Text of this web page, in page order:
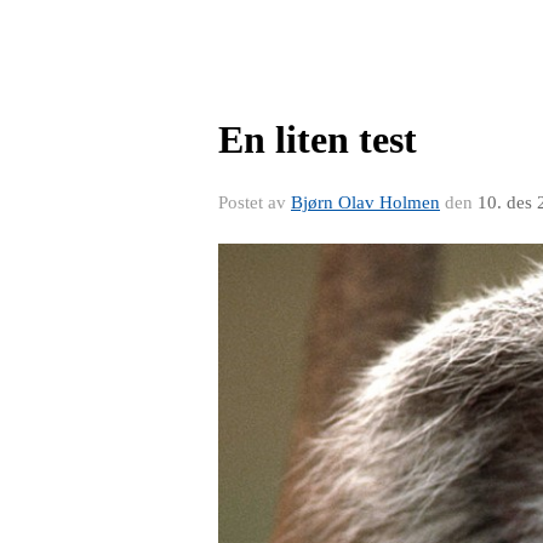
En liten test
Postet av Bjørn Olav Holmen den 10. des